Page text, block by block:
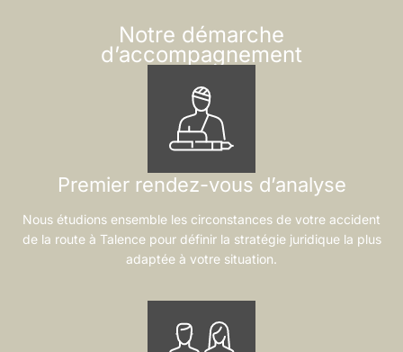
Notre démarche
d’accompagnement
Premier rendez-vous d’analyse
Nous étudions ensemble les circonstances de votre accident
de la route à Talence pour définir la stratégie juridique la plus
adaptée à votre situation.